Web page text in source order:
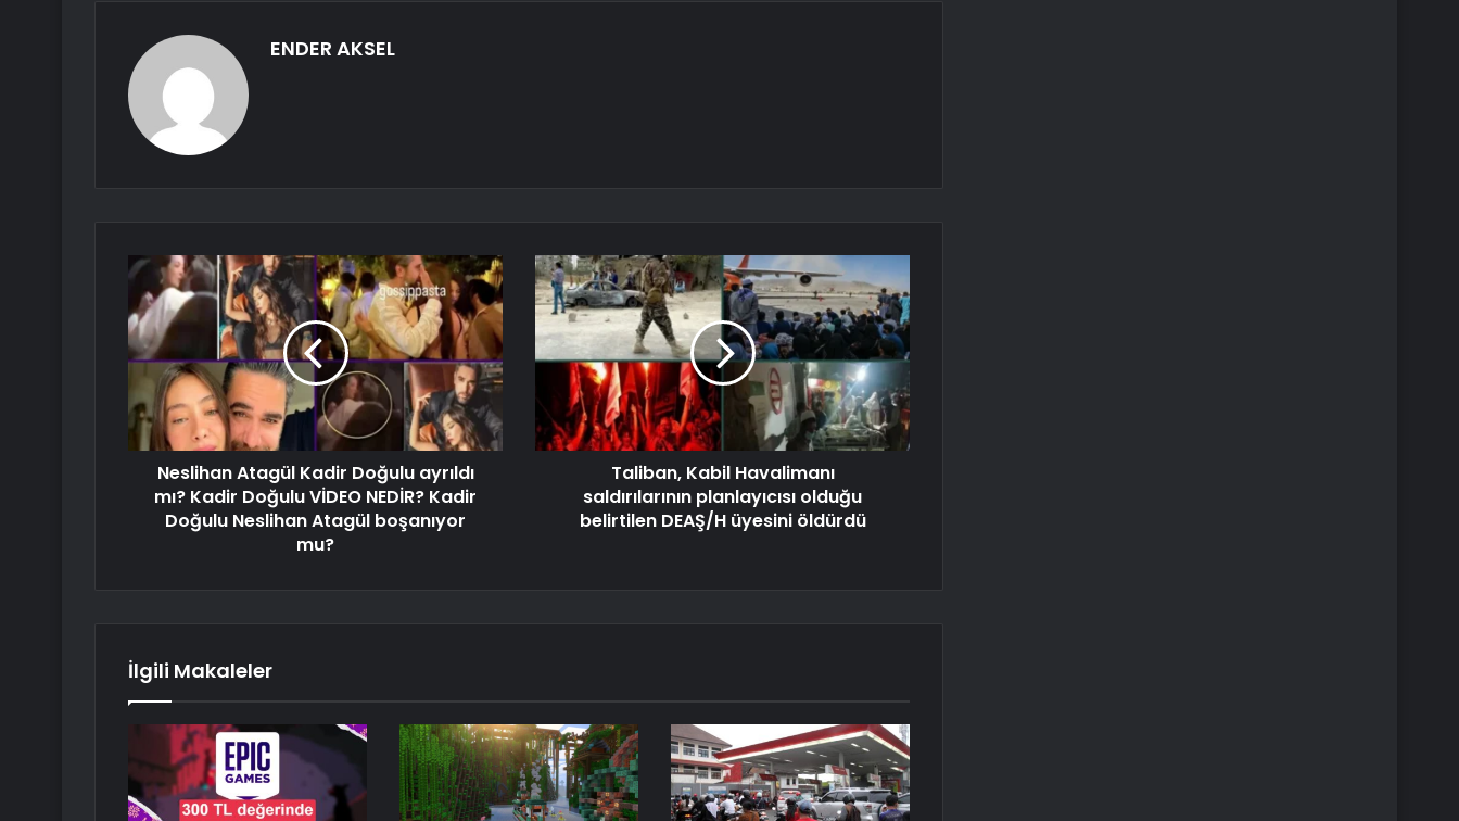
ENDER AKSEL
Neslihan Atagül Kadir Doğulu ayrıldı
mı? Kadir Doğulu VİDEO NEDİR? Kadir
Doğulu Neslihan Atagül boşanıyor
mu?
Taliban, Kabil Havalimanı
saldırılarının planlayıcısı olduğu
belirtilen DEAŞ/H üyesini öldürdü
İlgili Makaleler